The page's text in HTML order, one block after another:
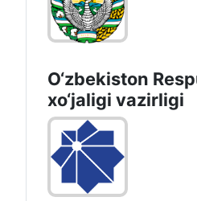
O‘zbekiston
хo‘jaligi vazirligi